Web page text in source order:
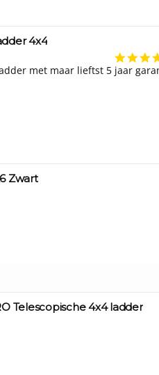
4x4
met maar lieftst 5 jaar
Zwart
Telescopische 4x4 ladder